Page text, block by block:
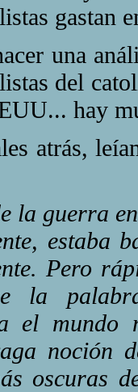
gastan
una
del
hay
atrás,
guerra en
estaba
Pero
la
el
noción
oscuras